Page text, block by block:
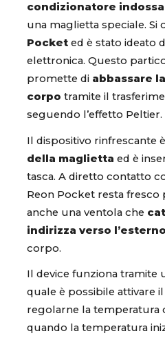
condizionatore
una maglietta speciale. Si
Pocket ed è stato ideato
elettronica. Questo
promette di abbassare
corpo tramite il
seguendo l’effetto Peltier.
Il dispositivo rinfrescante
della maglietta ed è
tasca. A diretto contatto
Reon Pocket resta fresco
anche una ventola che
indirizza verso l’esterno
corpo.
Il device funziona tramite
quale è possibile attivare
regolarne la temperatura
quando la temperatura